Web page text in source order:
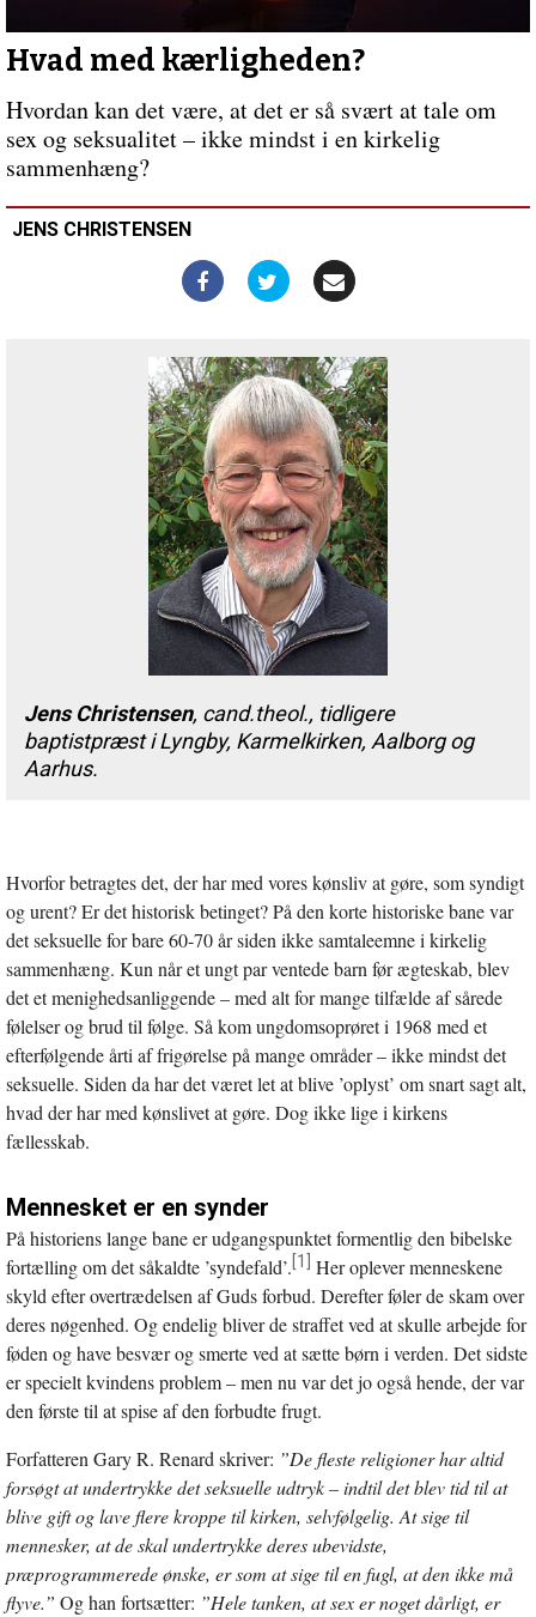
Hvad med kærligheden?
Hvordan kan det være, at det er så svært at tale om
sex og seksualitet – ikke mindst i en kirkelig
sammenhæng?
JENS CHRISTENSEN
Jens Christensen, cand.theol., tidligere
baptistpræst i Lyngby, Karmelkirken, Aalborg og
Aarhus.
Hvorfor betragtes det, der har med vores kønsliv at gøre, som syndigt
og urent? Er det historisk betinget? På den korte historiske bane var
det seksuelle for bare 60-70 år siden ikke samtaleemne i kirkelig
sammenhæng. Kun når et ungt par ventede barn før ægteskab, blev
det et menighedsanliggende – med alt for mange tilfælde af sårede
følelser og brud til følge. Så kom ungdomsoprøret i 1968 med et
efterfølgende årti af frigørelse på mange områder – ikke mindst det
seksuelle. Siden da har det været let at blive ’oplyst’ om snart sagt alt,
hvad der har med kønslivet at gøre. Dog ikke lige i kirkens
fællesskab.
Mennesket er en synder
På historiens lange bane er udgangspunktet formentlig den bibelske
fortælling om det såkaldte ’syndefald’. [1]
Her oplever menneskene
skyld efter overtrædelsen af Guds forbud. Derefter føler de skam over
deres nøgenhed. Og endelig bliver de straffet ved at skulle arbejde for
føden og have besvær og smerte ved at sætte børn i verden. Det sidste
er specielt kvindens problem – men nu var det jo også hende, der var
den første til at spise af den forbudte frugt.
Forfatteren Gary R. Renard skriver: ”De fleste religioner har altid
forsøgt at undertrykke det seksuelle udtryk – indtil det blev tid til at
blive gift og lave flere kroppe til kirken, selvfølgelig. At sige til
mennesker, at de skal undertrykke deres ubevidste,
præprogrammerede ønske, er som at sige til en fugl, at den ikke må
flyve.” Og han fortsætter: ”Hele tanken, at sex er noget dårligt, er